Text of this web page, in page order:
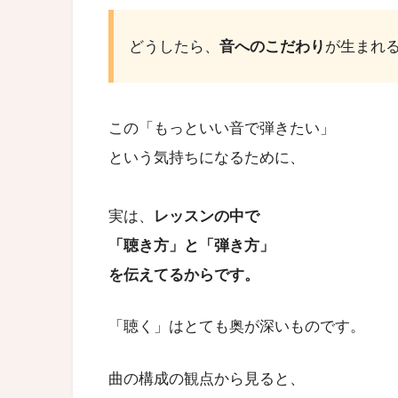
どうしたら、音へのこだわり が生まれ
この「もっといい音で弾きたい」
という気持ちになるために、
実は、
レッスンの中で
「聴き方」と「弾き方」
を伝えてるからです。
「聴く」はとても奥が深いものです。
曲の構成の観点から見ると、